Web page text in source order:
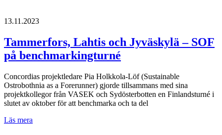
13.11.2023
Tammerfors, Lahtis och Jyväskylä – SOF
på benchmarkingturné
Concordias projektledare Pia Holkkola-Löf (Sustainable
Ostrobothnia as a Forerunner) gjorde tillsammans med sina
projektkollegor från VASEK och Sydösterbotten en Finlandsturné i
slutet av oktober för att benchmarka och ta del
Läs mera